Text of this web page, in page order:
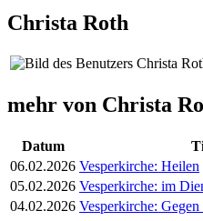
Christa Roth
mehr von Christa
Datum
06.02.2026 Vesperkirche: Heilen
05.02.2026 Vesperkirche: im
04.02.2026 Vesperkirche: